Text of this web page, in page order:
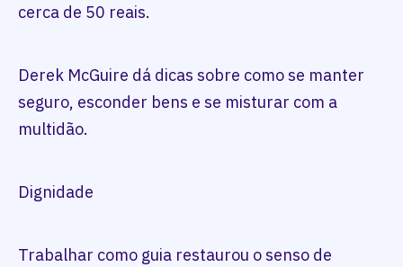
cerca de 50 reais.
Derek McGuire dá dicas sobre como se manter
seguro, esconder bens e se misturar com a
multidão.
Dignidade
Trabalhar como guia restaurou o senso de